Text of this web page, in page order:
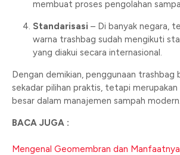
membuat proses pengolahan
Standarisasi – Di banyak negara,
warna trashbag sudah mengikuti
yang diakui secara internasional.
Dengan demikian, penggunaan trashbag
sekadar pilihan praktis, tetapi
besar dalam manajemen sampah modern.
BACA JUGA :
Mengenal Geomembran dan Manfaatnya